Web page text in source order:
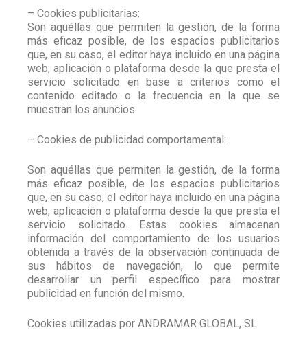
– Cookies publicitarias:
Son aquéllas que permiten la gestión, de la forma
más eficaz posible, de los espacios publicitarios
que, en su caso, el editor haya incluido en una página
web, aplicación o plataforma desde la que presta el
servicio solicitado en base a criterios como el
contenido editado o la frecuencia en la que se
muestran los anuncios.
– Cookies de publicidad comportamental:
Son aquéllas que permiten la gestión, de la forma
más eficaz posible, de los espacios publicitarios
que, en su caso, el editor haya incluido en una página
web, aplicación o plataforma desde la que presta el
servicio solicitado. Estas cookies almacenan
información del comportamiento de los usuarios
obtenida a través de la observación continuada de
sus hábitos de navegación, lo que permite
desarrollar un perfil específico para mostrar
publicidad en función del mismo.
Cookies utilizadas por ANDRAMAR GLOBAL, SL